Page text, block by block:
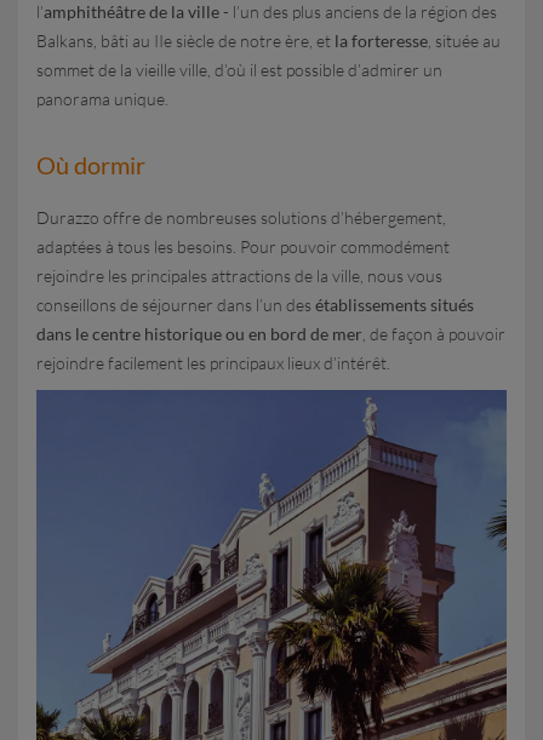
l’amphithéâtre de la ville- l’un des plus anciens de la région des
Balkans, bâti au IIe siècle de notre ère, et la forteresse , située au
sommet de la vieille ville, d’où il est possible d’admirer un
panorama unique.
Où dormir
Durazzo offre de nombreuses solutions d’hébergement,
adaptées à tous les besoins. Pour pouvoir commodément
rejoindre les principales attractions de la ville, nous vous
conseillons de séjourner dans l’un des établissements situés
dans le centre historique ou en bord de mer , de façon à pouvoir
rejoindre facilement les principaux lieux d’intérêt.